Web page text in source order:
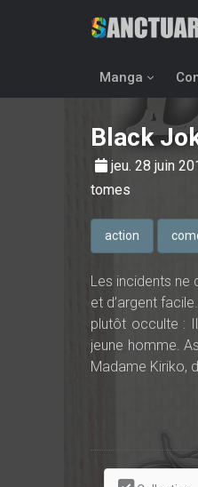
Manga
Black
jeu. 28 juin
tomes
action
Les incidents ne
et d’argent
plutôt occulte :
jeune homme.
Madame Kiriko,